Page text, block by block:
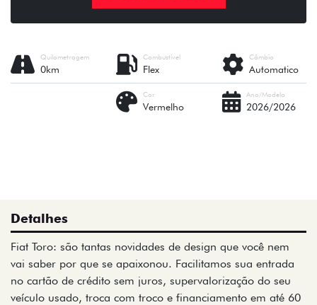
Câmbio
Automatico
Combustível
Flex
Quilometragem
0km
Ano/Modelo
2026/2026
Cor
Vermelho
Detalhes
Fiat Toro: são tantas novidades de design que você nem
vai saber por que se apaixonou. Facilitamos sua entrada
no cartão de crédito sem juros, supervalorização do seu
veículo usado, troca com troco e financiamento em até 60